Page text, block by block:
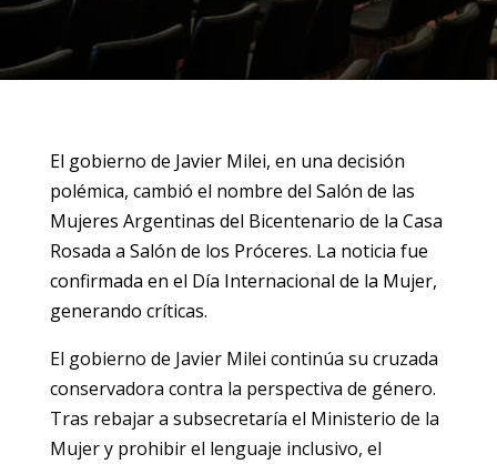
El gobierno de Javier Milei, en una decisión
polémica, cambió el nombre del Salón de las
Mujeres Argentinas del Bicentenario de la Casa
Rosada a Salón de los Próceres. La noticia fue
confirmada en el Día Internacional de la Mujer,
generando críticas.
El gobierno de Javier Milei continúa su cruzada
conservadora contra la perspectiva de género.
Tras rebajar a subsecretaría el Ministerio de la
Mujer y prohibir el lenguaje inclusivo, el